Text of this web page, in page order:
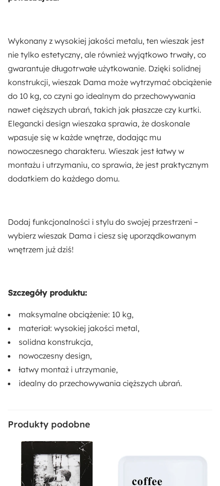
Wykonany z wysokiej jakości metalu, ten wieszak jest
nie tylko estetyczny, ale również wyjątkowo trwały, co
gwarantuje długotrwałe użytkowanie. Dzięki solidnej
konstrukcji, wieszak Dama może wytrzymać obciążenie
do 10 kg, co czyni go idealnym do przechowywania
nawet cięższych ubrań, takich jak płaszcze czy kurtki.
Elegancki design wieszaka sprawia, że doskonale
wpasuje się w każde wnętrze, dodając mu
nowoczesnego charakteru. Wieszak jest łatwy w
montażu i utrzymaniu, co sprawia, że jest praktycznym
dodatkiem do każdego domu.
Dodaj funkcjonalności i stylu do swojej przestrzeni –
wybierz wieszak Dama i ciesz się uporządkowanym
wnętrzem już dziś!
Szczegóły produktu:
maksymalne obciążenie: 10 kg,
materiał: wysokiej jakości metal,
solidna konstrukcja,
nowoczesny design,
łatwy montaż i utrzymanie,
idealny do przechowywania cięższych ubrań.
Produkty podobne